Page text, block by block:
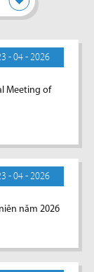
- 04 - 2026
Meeting of
- 04 - 2026
năm 2026